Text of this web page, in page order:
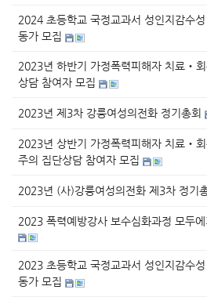
2024 초등학교 국정교과서 성인지감수
동가 모집
2023년 하반기 가정폭력피해자 치료‧
상담 참여자 모집
2023년 제3차 강릉여성의전화 정기총회
2023년 상반기 가정폭력피해자 치료‧
주의 집단상담 참여자 모집
2023년 (사)강릉여성의전화 제3차 정기
2023 폭력예방강사 보수심화과정 모두
2023 초등학교 국정교과서 성인지감수
동가 모집